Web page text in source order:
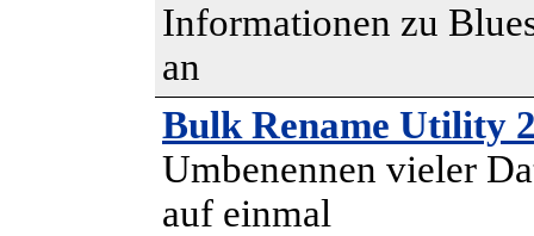
Informationen zu
an
Bulk Rename Utility
Umbenennen vieler
auf einmal